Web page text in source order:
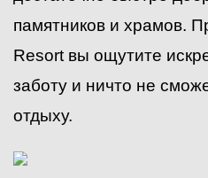
памятников и храмов.
Resort вы ощутите
заботу и ничто не
отдыху.